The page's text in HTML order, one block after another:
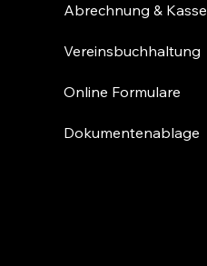
Abrechnung & Kasse
Vereinsbuchhaltung
Online Formulare
Dokumentenablage